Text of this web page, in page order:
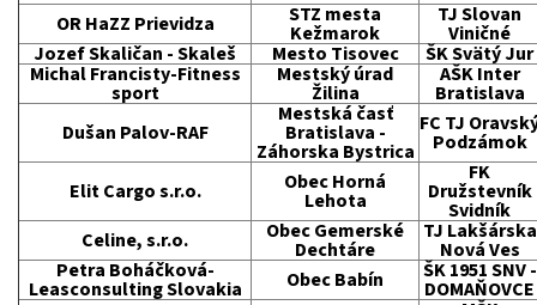
OR HaZZ Prievidza STZ mesta
Kežmarok
TJ Slovan
Viničné
Jozef Skaličan - Skaleš Mesto Tisovec ŠK Svätý Jur
Michal Francisty-Fitness
sport
Mestský úrad
Žilina
AŠK Inter
Bratislava
Dušan Palov-RAF
Mestská časť
Bratislava -
Záhorska Bystrica
FC TJ
Podzámok
Elit Cargo s.r.o.
Obec Horná
Lehota
FK
Družstevník
Svidník
Celine, s.r.o.
Obec Gemerské
Dechtáre
TJ Lakšárska
Nová Ves
Petra Boháčková-
Leasconsulting Slovakia Obec Babín ŠK 1951 SNV -
DOMAŇOVCE